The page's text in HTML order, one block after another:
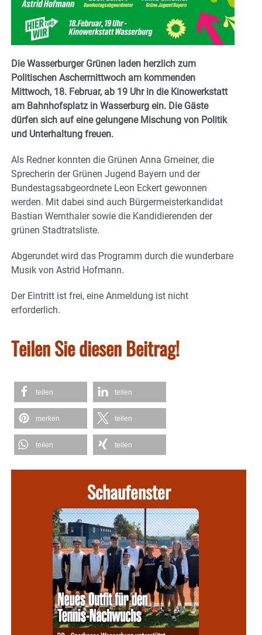
Die Wasserburger Grünen laden herzlich zum
Politischen Aschermittwoch am kommenden
Mittwoch, 18. Februar, ab 19 Uhr in die Kinowerkstatt
am Bahnhofsplatz in Wasserburg ein. Die Gäste
dürfen sich auf eine gelungene Mischung von Politik
und Unterhaltung freuen.
Als Redner konnten die Grünen Anna Gmeiner, die
Sprecherin der Grünen Jugend Bayern und der
Bundestagsabgeordnete Leon Eckert gewonnen
werden. Mit dabei sind auch Bürgermeisterkandidat
Bastian Wernthaler sowie die Kandidierenden der
grünen Stadtratsliste.
Abgerundet wird das Programm durch die wunderbare
Musik von Astrid Hofmann.
Der Eintritt ist frei, eine Anmeldung ist nicht
erforderlich.
Teilen Sie diesen Beitrag!
teilen teilen
merken teilen
teilen teilen
Schaufenster